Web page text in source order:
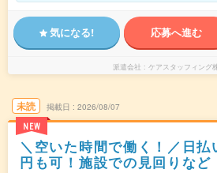
気になる! 応募へ進む
派遣会社 ケアスタッフィング
未読
NEW
掲載日 2026/08/07
＼空いた時間で働く！／日
円も可！施設での見回りなど